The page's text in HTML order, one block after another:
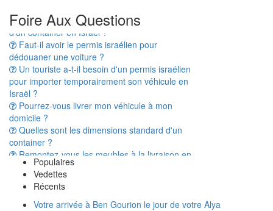
Foire Aux Questions
d'un container en Israël ?
Faut-il avoir le permis israélien pour
dédouaner une voiture ?
Un touriste a-t-il besoin d'un permis israélien
pour importer temporairement son véhicule en
Israël ?
Pourrez-vous livrer mon véhicule à mon
domicile ?
Quelles sont les dimensions standard d'un
container ?
Remontez-vous les meubles à la livraison en
Israël ?
A t'on vraiment besoin d'avoir une Téoudat
Zéouth pour dédouaner son déménagement
en Israël ?
Combien de temps prend le transport d'un
Populaires
Vedettes
Récents
Votre arrivée à Ben Gourion le jour de votre Alya